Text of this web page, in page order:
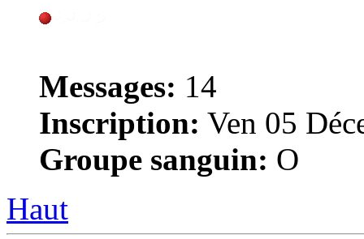
Messages: 14
Inscription: Ven 05
Groupe sanguin: O
Haut